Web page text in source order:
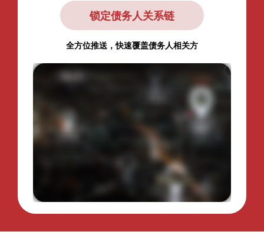
锁定债务人关系链
全方位推送，快速覆盖债务人相关方